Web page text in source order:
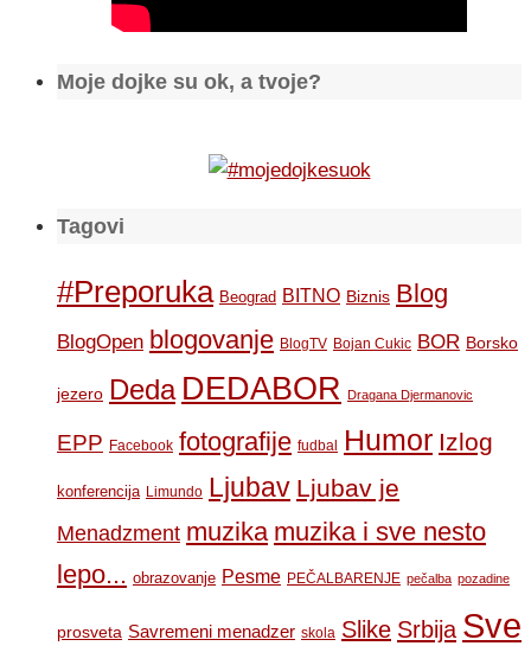
Moje dojke su ok, a tvoje?
Tagovi
#Preporuka Beograd BITNO Biznis Blog
BlogOpen blogovanje BlogTV Bojan Cukic BOR Borsko
jezero Deda DEDABOR Dragana Djermanovic
EPP Facebook fotografije fudbal Humor Izlog
konferencija Limundo Ljubav Ljubav je
Menadzment muzika muzika i sve nesto
lepo... obrazovanje Pesme PEČALBARENJE pečalba pozadine
prosveta Savremeni menadzer skola Slike Srbija Sve